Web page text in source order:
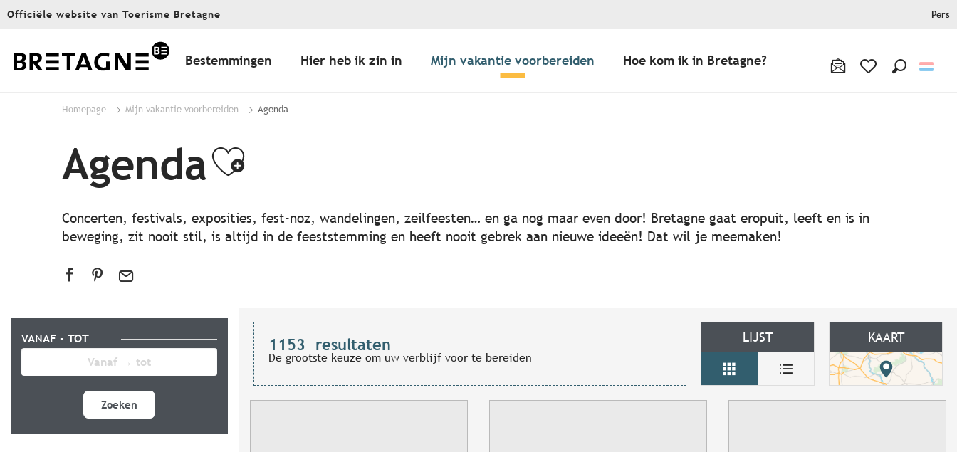
Aller
principal
Officiële website van Toerisme Bretagne Pers
Bestemmingen Hier heb ik zin in Mijn vakantie voorbereiden Hoe kom ik in Bretagne?
Homepage Mijn vakantie voorbereiden Agenda
AgendaAjouter aux favoris
Concerten, festivals, exposities, fest-noz, wandelingen, zeilfeesten… en ga nog maar even door! Bretagne gaat eropuit, leeft en is in
beweging, zit nooit stil, is altijd in de feeststemming en heeft nooit gebrek aan nieuwe ideeën! Dat wil je meemaken!
VANAF - TOT
Zoeken
1153 resultaten
De grootste keuze om uw verblijf voor te bereiden
LIJST KAART